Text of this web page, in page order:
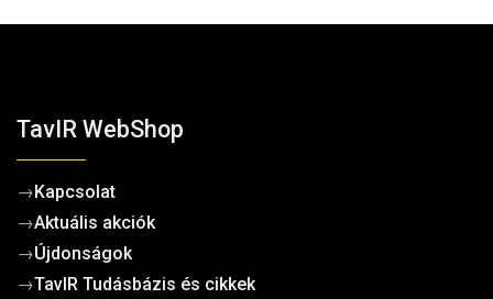
TavIR WebShop
→Kapcsolat
→Aktuális akciók
→Újdonságok
→TavIR Tudásbázis és cikkek